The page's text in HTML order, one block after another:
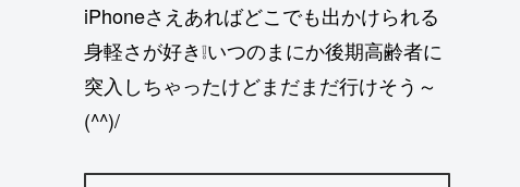
iPhoneさえあればどこでも出かけられる
身軽さが好き❕いつのまにか後期高齢者に
突入しちゃったけどまだまだ行けそう～
(^^)/